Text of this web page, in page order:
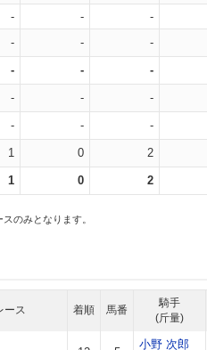
- - -
- - -
- - -
- - -
- - -
1 0 2
1 0 2
のみとなります。
ース 着順 馬番
騎手
(斤量)
小野 次郎